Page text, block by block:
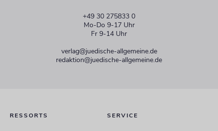
+49 30 275833 0
Mo-Do 9-17 Uhr
Fr 9-14 Uhr
verlag@juedische-allgemeine.de
redaktion@juedische-allgemeine.de
RESSORTS SERVICE